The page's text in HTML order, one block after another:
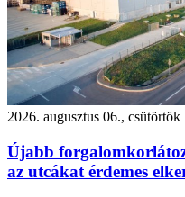
2026. augusztus 06., csütörtök
Újabb
az utcákat érdemes